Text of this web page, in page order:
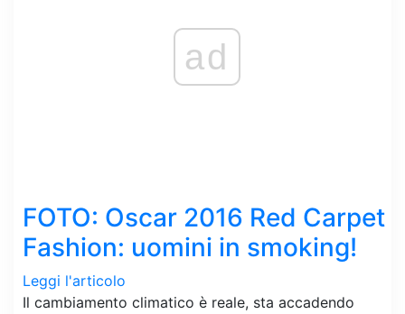
ad
FOTO: Oscar 2016 Red Carpet
Fashion: uomini in smoking!
Leggi l'articolo
Il cambiamento climatico è reale, sta accadendo